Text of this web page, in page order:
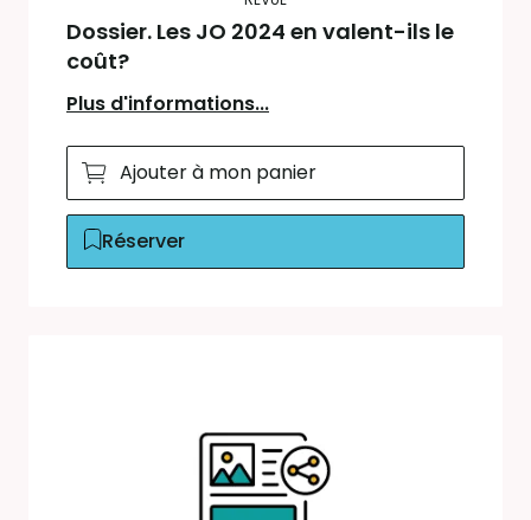
Dossier. Les JO 2024 en valent-ils le
coût?
Plus d'informations...
Ajouter à mon panier
Réserver